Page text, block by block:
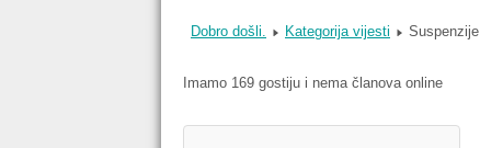
Dobro došli. Kategorija vijesti
Imamo 169 gostiju i nema članova online